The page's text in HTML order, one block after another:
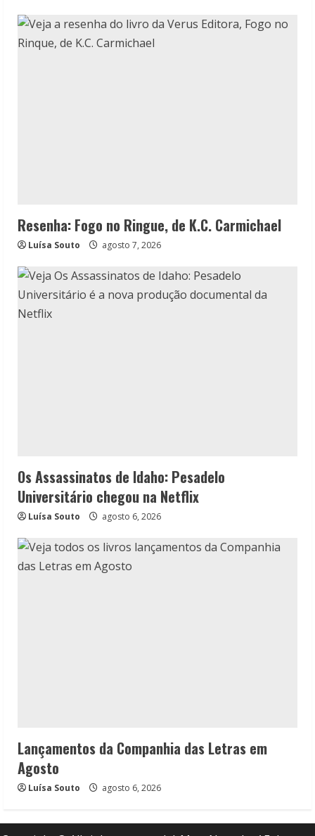
Resenha: Fogo no Ringue, de K.C. Carmichael
Luísa Souto agosto 7, 2026
Os Assassinatos de Idaho: Pesadelo
Universitário chegou na Netflix
Luísa Souto agosto 6, 2026
Lançamentos da Companhia das Letras em
Agosto
Luísa Souto agosto 6, 2026